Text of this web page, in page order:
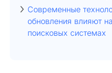
Современные
обновления влияют
поисковых системах